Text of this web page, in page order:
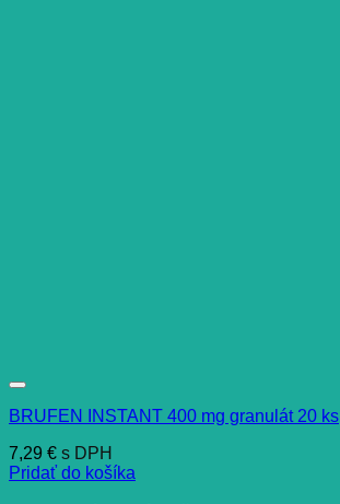
BRUFEN INSTANT 400 mg granulát 20 ks
7,29 € s DPH
Pridať do košíka